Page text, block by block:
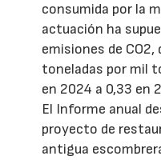
consumida por la
actuación ha
emisiones de CO2,
toneladas por mil
en 2024 a 0,33 en
El Informe anual
proyecto de
antigua